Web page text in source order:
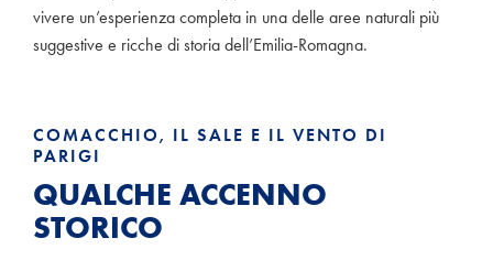
vivere un’esperienza completa in una delle aree naturali più
suggestive e ricche di storia dell’Emilia-Romagna.
QUALCHE ACCENNO
STORICO
COMACCHIO, IL SALE E IL VENTO DI
PARIGI